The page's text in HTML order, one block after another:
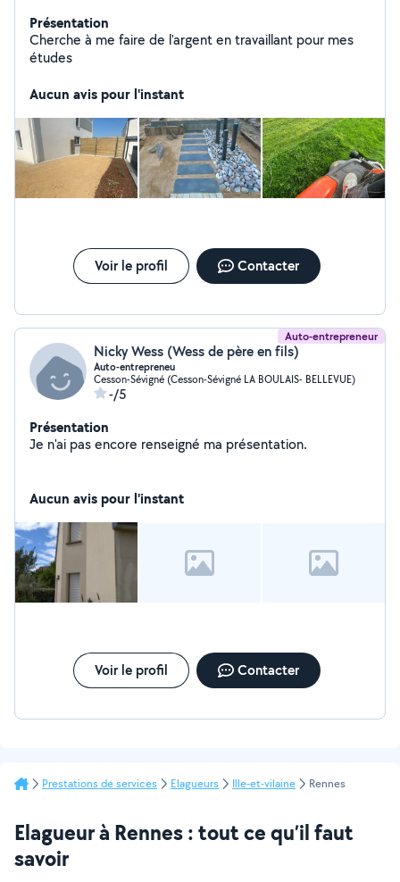
Présentation
Cherche à me faire de l'argent en travaillant pour mes
études
Aucun avis pour l'instant
Voir le profil Contacter
Auto-entrepreneur
Nicky Wess (Wess de père en fils)
Auto-entrepreneu
Cesson-Sévigné (Cesson-Sévigné LA BOULAIS- BELLEVUE)
-/5
Présentation
Je n'ai pas encore renseigné ma présentation.
Aucun avis pour l'instant
Voir le profil Contacter
Prestations de services Elagueurs Ille-et-vilaine Rennes
Elagueur à Rennes : tout ce qu’il faut
savoir